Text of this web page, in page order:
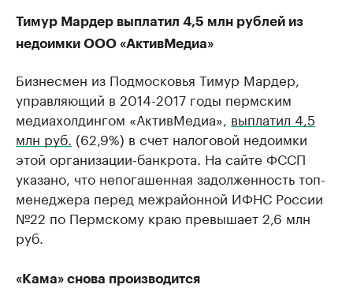
Тимур Мардер выплатил 4,5 млн рублей из
недоимки ООО «АктивМедиа»
Бизнесмен из Подмосковья Тимур Мардер,
управляющий в 2014-2017 годы пермским
медиахолдингом «АктивМедиа», выплатил 4,5
млн руб. (62,9%) в счет налоговой недоимки
этой организации-банкрота. На сайте ФССП
указано, что непогашенная задолженность топ-
менеджера перед межрайонной ИФНС России
№22 по Пермскому краю превышает 2,6 млн
руб.
«Кама» снова производится